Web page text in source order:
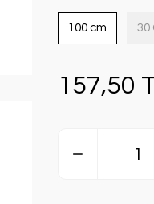
100 cm 30
157,50